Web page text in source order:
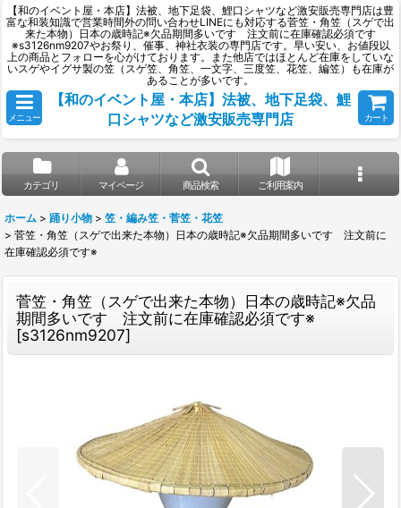
【和のイベント屋・本店】法被、地下足袋、鯉口シャツなど激安販売専門店は豊
富な和装知識で営業時間外の問い合わせLINEにも対応する菅笠・角笠（スゲで出
来た本物）日本の歳時記※欠品期間多いです 注文前に在庫確認必須です
※s3126nm9207やお祭り、催事、神社衣装の専門店です。早い安い、お値段以
上の商品とフォローを心がけております。また他店ではほとんど在庫をしていな
いスゲやイグサ製の笠（スゲ笠、角笠、一文字、三度笠、花笠、編笠）も在庫が
あることが多いです。
メニュー
【和のイベント屋・本店】法被、地下足袋、鯉
口シャツなど激安販売専門店
カート
カテゴリ マイページ 商品検索 ご利用案内
ホーム > 踊り小物 > 笠・編み笠・菅笠・花笠
> 菅笠・角笠（スゲで出来た本物）日本の歳時記※欠品期間多いです 注文前に
在庫確認必須です※
菅笠・角笠（スゲで出来た本物）日本の歳時記※欠品
期間多いです 注文前に在庫確認必須です※
[s3126nm9207]